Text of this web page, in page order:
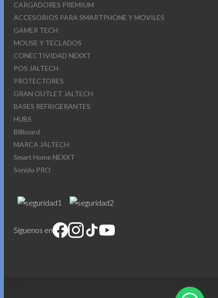
CARGADORES PREMIUM
ACCESORIOS PARA SMARTPHONE Y MOVILES
GAMER TECH
MOUSE Y TECLADOS
CONECTIVIDAD NEXXT
POS JALTECH
PROTECTORES
GRAN OUTLET JALTECH
BASES REFRIGERANTES
HUBS
Billboard
MARCA JALTECH
Smart Home NEXXT
Sonido PRO
Síguenos en